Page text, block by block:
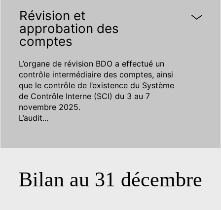
Révision et
approbation des
comptes
L’organe de révision BDO a effectué un
contrôle intermédiaire des comptes, ainsi
que le contrôle de l’existence du Système
de Contrôle Interne (SCI) du 3 au 7
novembre 2025.
L’audit...
Bilan au 31 décembre